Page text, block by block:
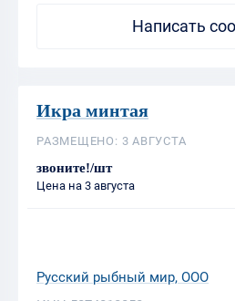
Написать
Икра минтая
РАЗМЕЩЕНО: 3 АВГУСТА
звоните!/шт
Цена на 3 августа
Русский рыбный мир, ООО